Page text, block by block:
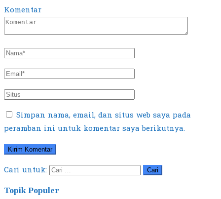
Komentar
Simpan nama, email, dan situs web saya pada
peramban ini untuk komentar saya berikutnya.
Cari untuk:
Topik Populer